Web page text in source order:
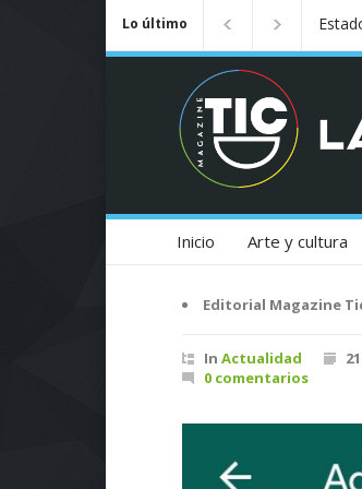
Lo último
Inicio Arte y cultura
Editorial Magazine
In Actualidad
0 comentarios